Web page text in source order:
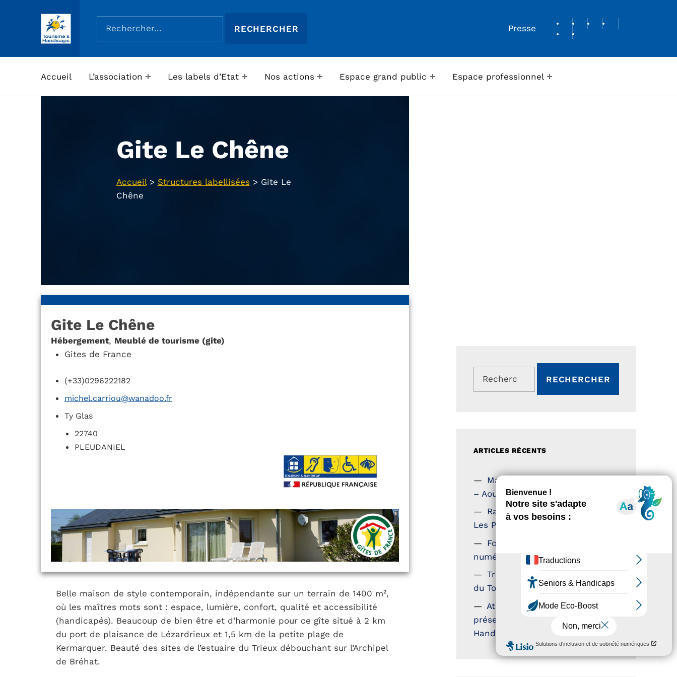
ASSOCIATION TOURISME ET HANDICAPS
Rechercher :
Presse
REVUE DE PRESSE
Accueil L’association Les labels d’Etat Nos actions Espace grand public Espace professionnel
Gite Le Chêne
Accueil> Structures labellisées > Gite Le
Chêne
Gite Le Chêne
Hébergement, Meublé de tourisme (gite)
Gites de France
(+33)0296222182
michel.carriou@wanadoo.fr
Ty Glas
22740
PLEUDANIEL
Belle maison de style contemporain, indépendante sur un terrain de 1400 m²,
où les maîtres mots sont : espace, lumière, confort, qualité et accessibilité
(handicapés). Beaucoup de bien être et d’harmonie pour ce gîte situé à 2 km
du port de plaisance de Lézardrieux et 1,5 km de la petite plage de
Kermarquer. Beauté des sites de l’estuaire du Trieux débouchant sur l’Archipel
de Bréhat.
Rechercher :
ARTICLES RÉCENTS
Magazine Tourisme Accessible
– Aout 2026
Rallye Aicha des Gazelles –
Les Petillantes
Formation Communication
numérique
Trophées Horizons – Acteurs
du Tourisme Durable
Atout France – flyer
présentation label Tourisme &
Handicap